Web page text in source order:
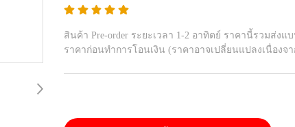
สินค้า Pre-order ระยะเวลา 1-2 อาทิตย์ ราคานี้รวมส่
ราคาก่อนทำการโอนเงิน (ราคาอาจเปลี่ยนแปลงเนื่องจ